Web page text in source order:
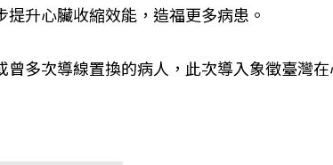
升心臟收縮效能，造福更多病患。
多次導線置換的病人，此次導入象徵臺灣